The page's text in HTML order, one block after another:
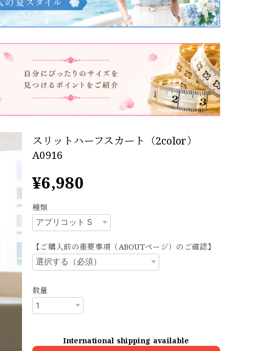
スリットハーフスカート（2color）
A0916
¥6,980
種類
【ご購入前の重要事項（ABOUTページ）のご確認】
数量
International shipping available